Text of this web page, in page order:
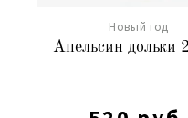
Новый год
Апельсин дольки